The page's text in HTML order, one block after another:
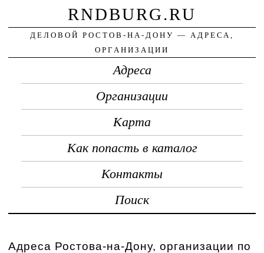
RNDBURG.RU
ДЕЛОВОЙ РОСТОВ-НА-ДОНУ — АДРЕСА,
ОРГАНИЗАЦИИ
Адреса
Организации
Карта
Как попасть в каталог
Контакты
Поиск
Адреса Ростова-на-Дону, организации по